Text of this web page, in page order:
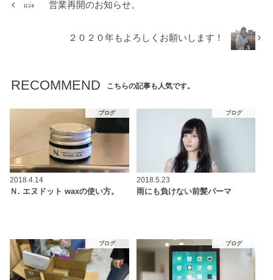
営業再開のお知らせ。
２０２０年もよろしくお願いします！
RECOMMEND こちらの記事も人気です。
ブログ
2018.4.14
Ｎ. エヌドット waxの使い方。
ブログ
2018.5.23
雨にも負けない前髪パーマ
ブログ ブログ